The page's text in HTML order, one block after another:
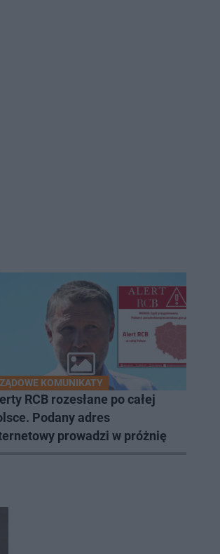
KOMUNIKATY
RCB rozesłane po całej
Podany adres
prowadzi w próżnię